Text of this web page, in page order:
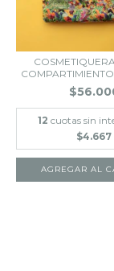
COMPARTIMIENTO
12 cuotas sin
$4.667